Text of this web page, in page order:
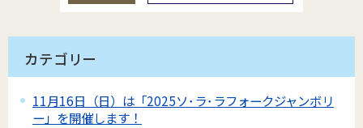
カテゴリー
11月16日（日）は「2025ソ･ラ･ラフォークジャンボリ
ー」を開催します！